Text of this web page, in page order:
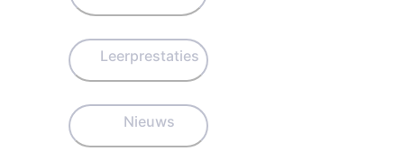
Leerprestaties
Nieuws